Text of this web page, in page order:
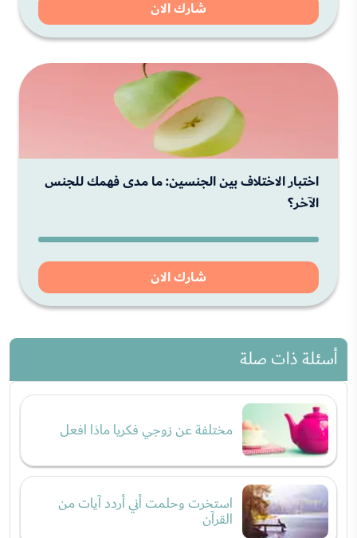
شارك الان
اختبار الاختلاف بين الجنسين: ما مدى فهمك للجنس
الآخر؟
شارك الان
أسئلة ذات صلة
مختلفة عن زوجي فكريا ماذا افعل
استخرت وحلمت أني أردد آيات من
القرآن